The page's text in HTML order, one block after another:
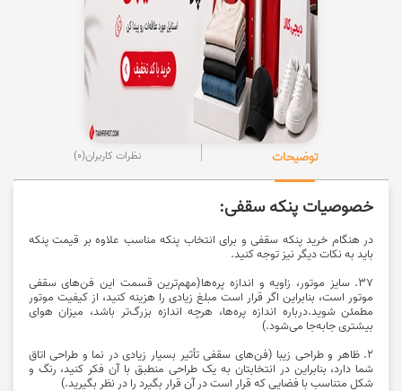
توضیحات نظرات کاربران(0)
خصوصیات پنکه سقفی:
در هنگام خرید پنکه سقفی و برای انتخاب پنکه مناسب علاوه بر قیمت پنکه
باید به نکات دیگر نیز توجه کنید.
37. سایز موتور، زاویه و اندازه پره‌ها(مهم‌ترین قسمت این فن‌های سقفی
موتور است، بنابراین اگر قرار است مبلغ زیادی را هزینه کنید، از کیفیت موتور
مطمئن شوید.درباره اندازه پره‌ها، هرچه اندازه بزرگ‌تر باشد، میزان هوای
بیشتری جابه‌جا می‌شود.)
2. ظاهر و طراحی زیبا (فن‌های سقفی تأثیر بسیار زیادی در نما و طراحی اتاق
شما دارد، بنابراین در انتخابتان به یک طراحی منطبق با آن فکر کنید، رنگ و
شکل متناسب با فضایی که قرار است در آن قرار بگیرد را در نظر بگیرید.)